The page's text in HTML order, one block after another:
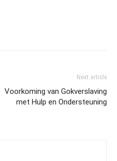
Next article
Voorkoming van Gokverslaving
met Hulp en Ondersteuning